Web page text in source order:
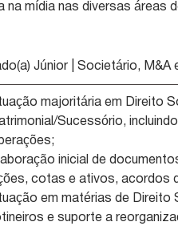
mídia nas diversas áreas
Júnior | Societário, M&A
majoritária em Direito
Sucessório,
inicial de
cotas e ativos, acordos
em matérias de
e suporte a